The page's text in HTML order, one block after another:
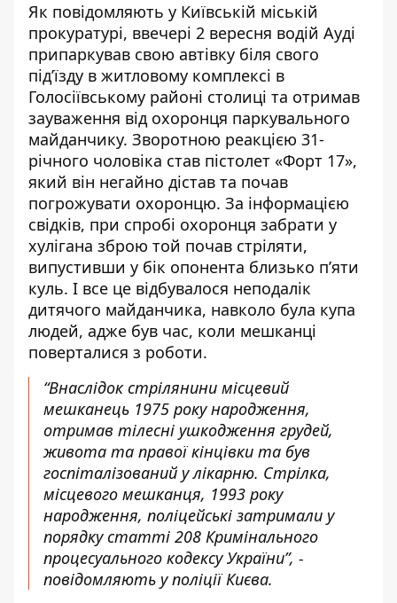
Як повідомляють у Київській міській
прокуратурі, ввечері 2 вересня водій Ауді
припаркував свою автівку біля свого
під’їзду в житловому комплексі в
Голосіївському районі столиці та отримав
зауваження від охоронця паркувального
майданчику. Зворотною реакцією 31-
річного чоловіка став пістолет «Форт 17»,
який він негайно дістав та почав
погрожувати охоронцю. За інформацією
свідків, при спробі охоронця забрати у
хулігана зброю той почав стріляти,
випустивши у бік опонента близько п’яти
куль. І все це відбувалося неподалік
дитячого майданчика, навколо була купа
людей, адже був час, коли мешканці
поверталися з роботи.
“Внаслідок стрілянини місцевий
мешканець 1975 року народження,
отримав тілесні ушкодження грудей,
живота та правої кінцівки та був
госпіталізований у лікарню. Стрілка,
місцевого мешканця, 1993 року
народження, поліцейські затримали у
порядку статті 208 Кримінального
процесуального кодексу України”, -
повідомляють у поліції Києва.